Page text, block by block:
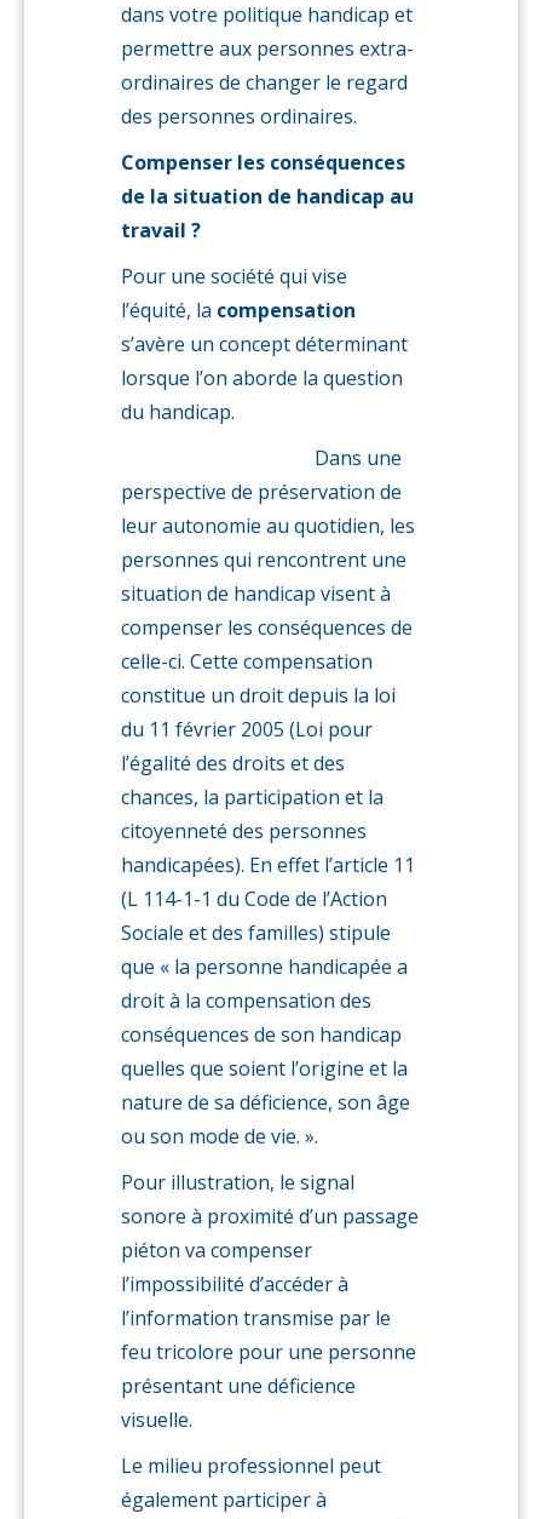
dans votre politique handicap et
permettre aux personnes extra-
ordinaires de changer le regard
des personnes ordinaires.
Compenser les conséquences
de la situation de handicap au
travail ?
Pour une société qui vise
l’équité, la compensation
s’avère un concept déterminant
lorsque l’on aborde la question
du handicap.
Dans une
perspective de préservation de
leur autonomie au quotidien, les
personnes qui rencontrent une
situation de handicap visent à
compenser les conséquences de
celle-ci. Cette compensation
constitue un droit depuis la loi
du 11 février 2005 (Loi pour
l’égalité des droits et des
chances, la participation et la
citoyenneté des personnes
handicapées). En effet l’article 11
(L 114-1-1 du Code de l’Action
Sociale et des familles) stipule
que « la personne handicapée a
droit à la compensation des
conséquences de son handicap
quelles que soient l’origine et la
nature de sa déficience, son âge
ou son mode de vie. ».
Pour illustration, le signal
sonore à proximité d’un passage
piéton va compenser
l’impossibilité d’accéder à
l’information transmise par le
feu tricolore pour une personne
présentant une déficience
visuelle.
Le milieu professionnel peut
également participer à